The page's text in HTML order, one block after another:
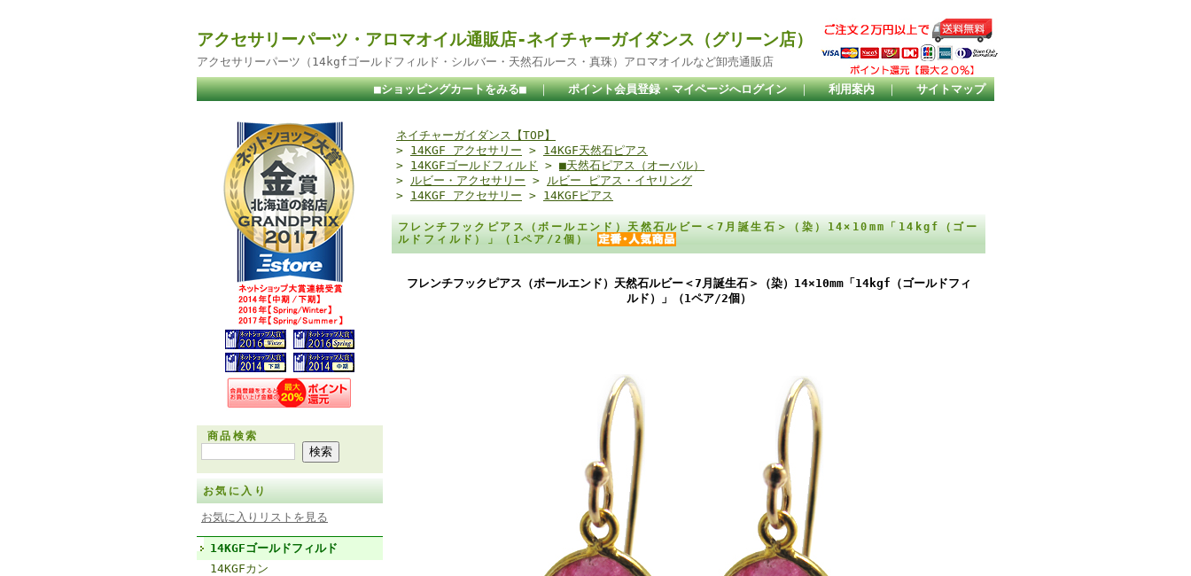
アクセサリーパーツ・アロマオイル通販店-ネイチャーガイダンス（グリーン店）
アクセサリーパーツ（14kgfゴールドフィルド・シルバー・天然石ルース・真珠）アロマオイルなど卸売通販店
■ショッピングカートをみる■ ｜ ポイント会員登録・マイページへログイン ｜ 利用案内 ｜ サイトマップ
商品検索
お気に入り
お気に入りリストを見る
14KGFゴールドフィルド
14KGFカン
ネイチャーガイダンス【TOP】
> 14KGF アクセサリー > 14KGF天然石ピアス
> 14KGFゴールドフィルド > ■天然石ピアス（オーバル）
> ルビー・アクセサリー > ルビー ピアス・イヤリング
> 14KGF アクセサリー > 14KGFピアス
フレンチフックピアス（ボールエンド）天然石ルビー＜7月誕生石＞（染）14×10mm「14kgf（ゴー
ルドフィルド）」（1ペア/2個）
フレンチフックピアス（ボールエンド）天然石ルビー＜7月誕生石＞（染）14×10mm「14kgf（ゴールドフィ
ルド）」（1ペア/2個）